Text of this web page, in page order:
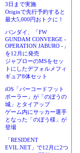
3日まで実施
Originで先行予約すると
最大5,000円おトクに！
バンダイ、「FW
GUNDAM CONVERGE -
OPERATION JABURO -」
を12月に発売
ジャブローのMSをセッ
トにしたデフォルメフィ
ギュア8体セット
iOS「バーコードフット
ボーラー」が「のぼうの
城」とタイアップ
ゲーム内にサッカー選手
となった「のぼう様」が
登場
「RESIDENT
EVIL.NET」で12月に2つ